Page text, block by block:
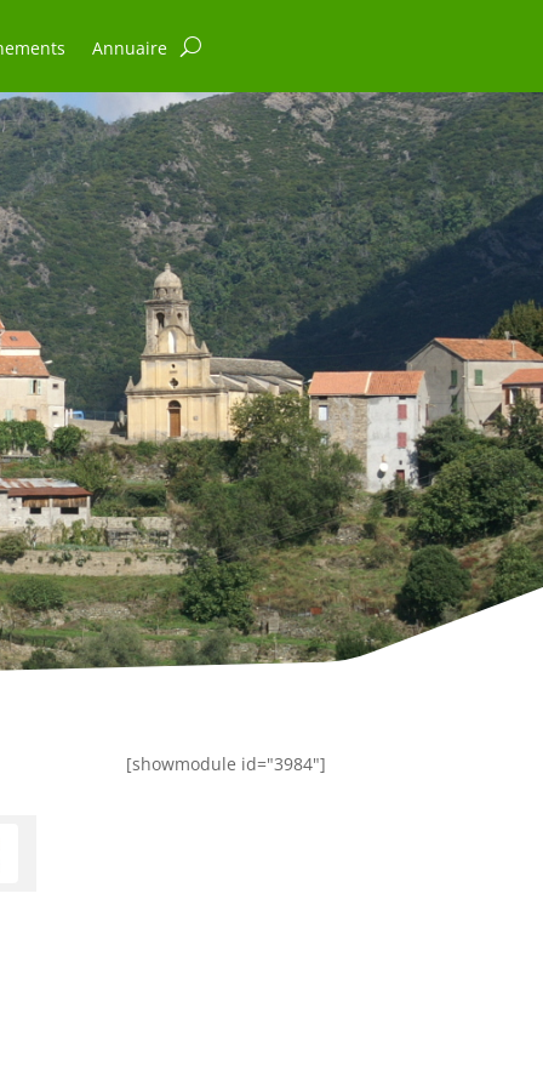
Annuaire
[showmodule id="3984"]